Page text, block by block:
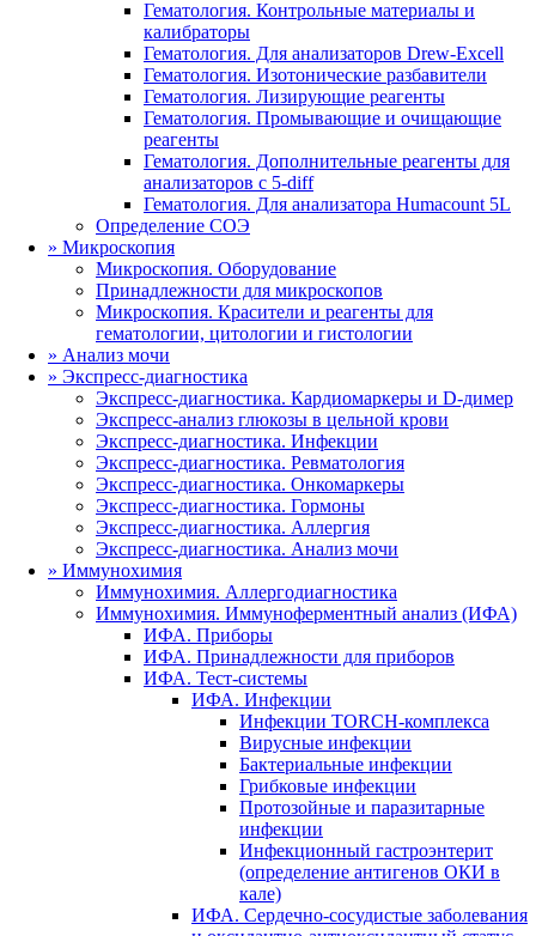
Гематология. Контрольные материалы и
калибраторы
Гематология. Для анализаторов Drew-Excell
Гематология. Изотонические разбавители
Гематология. Лизирующие реагенты
Гематология. Промывающие и очищающие
реагенты
Гематология. Дополнительные реагенты для
анализаторов с 5-diff
Гематология. Для анализатора Humacount 5L
Определение СОЭ
» Микроскопия
Микроскопия. Оборудование
Принадлежности для микроскопов
Микроскопия. Красители и реагенты для
гематологии, цитологии и гистологии
» Анализ мочи
» Экспресс-диагностика
Экспресс-диагностика. Кардиомаркеры и D-димер
Экспресс-анализ глюкозы в цельной крови
Экспресс-диагностика. Инфекции
Экспресс-диагностика. Ревматология
Экспресс-диагностика. Онкомаркеры
Экспресс-диагностика. Гормоны
Экспресс-диагностика. Аллергия
Экспресс-диагностика. Анализ мочи
» Иммунохимия
Иммунохимия. Аллергодиагностика
Иммунохимия. Иммуноферментный анализ (ИФА)
ИФА. Приборы
ИФА. Принадлежности для приборов
ИФА. Тест-системы
ИФА. Инфекции
Инфекции TORCH-комплекса
Вирусные инфекции
Бактериальные инфекции
Грибковые инфекции
Протозойные и паразитарные
инфекции
Инфекционный гастроэнтерит
(определение антигенов ОКИ в
кале)
ИФА. Сердечно-сосудистые заболевания